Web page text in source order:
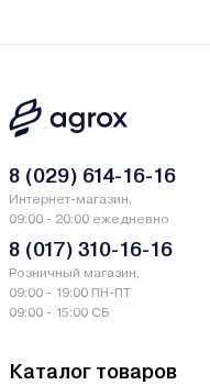
Kolner за наличный и
рассрочку и лизинг - у
Гарантии и сервис
Производитель Kolner -
Международная 11,
Сервисный центр Kolner -
Ознакомиться с
Каталог товаров
8 (029) 614-16-16
Интернет-магазин,
09:00 - 20:00 ежедневно
8 (017) 310-16-16
Розничный магазин,
09:00 - 19:00 ПН-ПТ
09:00 - 15:00 СБ